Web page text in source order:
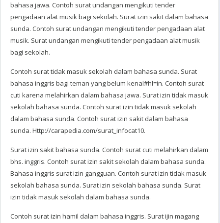
bahasa jawa. Contoh surat undangan mengikuti tender
pengadaan alat musik bagi sekolah. Surat izin sakit dalam bahasa
sunda. Contoh surat undangan mengikuti tender pengadaan alat
musik. Surat undangan mengikuti tender pengadaan alat musik
bagi sekolah.
Contoh surat tidak masuk sekolah dalam bahasa sunda. Surat
bahasa inggris bagi teman yang belum kenal#hl=in. Contoh surat
cuti karena melahirkan dalam bahasa jawa. Surat izin tidak masuk
sekolah bahasa sunda. Contoh surat izin tidak masuk sekolah
dalam bahasa sunda. Contoh surat izin sakit dalam bahasa
sunda. Http://carapedia.com/surat_infocat10.
Surat izin sakit bahasa sunda. Contoh surat cuti melahirkan dalam
bhs. inggris. Contoh surat izin sakit sekolah dalam bahasa sunda.
Bahasa inggris surat izin gangguan. Contoh surat izin tidak masuk
sekolah bahasa sunda. Surat izin sekolah bahasa sunda. Surat
izin tidak masuk sekolah dalam bahasa sunda.
Contoh surat izin hamil dalam bahasa inggris. Surat ijin magang